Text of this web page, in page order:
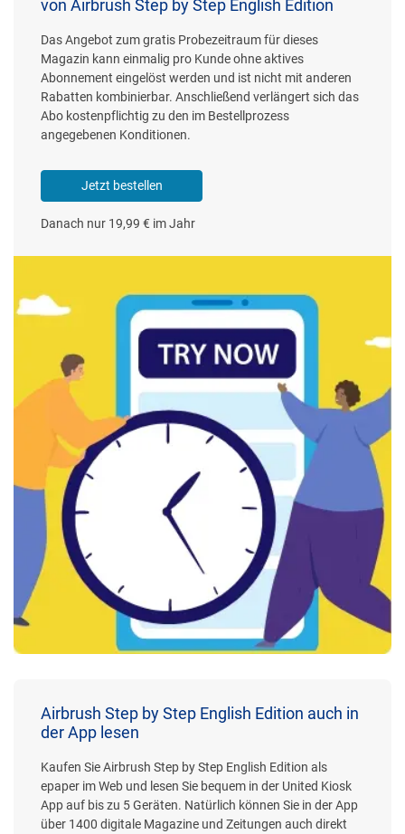
von Airbrush Step by Step English Edition
Das Angebot zum gratis Probezeitraum für dieses
Magazin kann einmalig pro Kunde ohne aktives
Abonnement eingelöst werden und ist nicht mit anderen
Rabatten kombinierbar. Anschließend verlängert sich das
Abo kostenpflichtig zu den im Bestellprozess
angegebenen Konditionen.
Jetzt bestellen
Danach nur 19,99 € im Jahr
Airbrush Step by Step English Edition auch in
der App lesen
Kaufen Sie Airbrush Step by Step English Edition als
epaper im Web und lesen Sie bequem in der United Kiosk
App auf bis zu 5 Geräten. Natürlich können Sie in der App
über 1400 digitale Magazine und Zeitungen auch direkt